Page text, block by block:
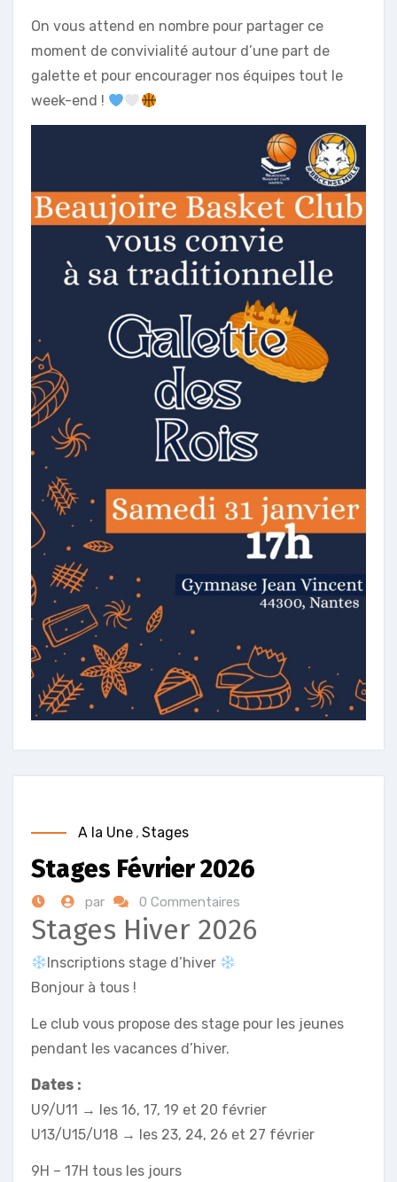
On vous attend en nombre pour partager ce
moment de convivialité autour d’une part de
galette et pour encourager nos équipes tout le
week-end !
A la Une , Stages
Stages Février 2026
par 0 Commentaires
Stages Hiver 2026
Inscriptions stage d’hiver
Bonjour à tous !
Le club vous propose des stage pour les jeunes
pendant les vacances d’hiver.
Dates :
U9/U11 → les 16, 17, 19 et 20 février
U13/U15/U18 → les 23, 24, 26 et 27 février
9H – 17H tous les jours